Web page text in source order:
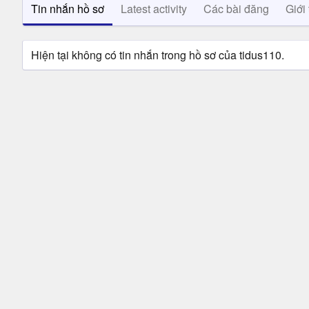
Tin nhắn hồ sơ Latest activity Các bài đăng Giới
Hiện tại không có tin nhắn trong hồ sơ của tidus110.